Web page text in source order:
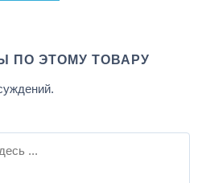
ПО ЭТОМУ ТОВАРУ